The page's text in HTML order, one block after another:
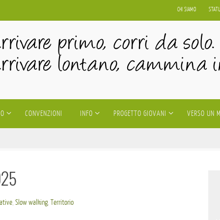
CHI SIAMO
CONVENZIONI INFO PROGETTO GIOVANI VERSO UN
,Slow walking,Territorio